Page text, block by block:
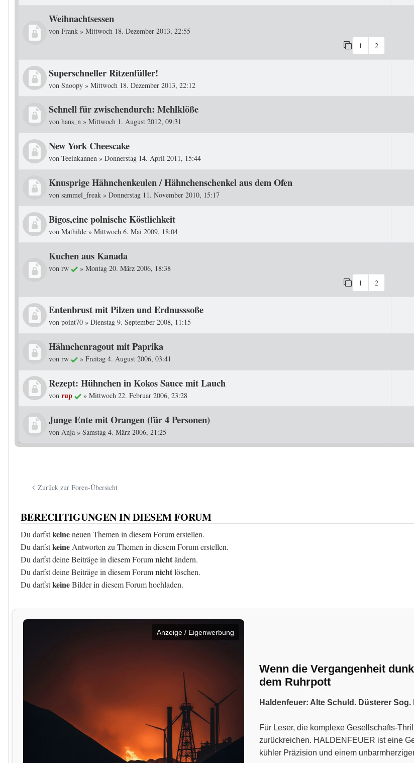
Weihnachtsessen
von Frank » Mittwoch 18. Dezember 2013, 22:55
1
2
Superschneller Ritzenfüller!
von Snoopy » Mittwoch 18. Dezember 2013, 22:12
Schnell für zwischendurch: Mehlklöße
von hans_n » Mittwoch 1. August 2012, 09:31
New York Cheescake
von Teeinkannen » Donnerstag 14. April 2011, 15:44
Knusprige Hähnchenkeulen / Hähnchenschenkel aus dem Ofen
von sammel_freak » Donnerstag 11. November 2010, 15:17
Bigos,eine polnische Köstlichkeit
von Mathilde » Mittwoch 6. Mai 2009, 18:04
Kuchen aus Kanada
von rw » Montag 20. März 2006, 18:38
1
2
Entenbrust mit Pilzen und Erdnusssoße
von point70 » Dienstag 9. September 2008, 11:15
Hähnchenragout mit Paprika
von rw » Freitag 4. August 2006, 03:41
Rezept: Hühnchen in Kokos Sauce mit Lauch
von rup » Mittwoch 22. Februar 2006, 23:28
Junge Ente mit Orangen (für 4 Personen)
von Anja » Samstag 4. März 2006, 21:25
Zurück zur Foren-Übersicht
BERECHTIGUNGEN IN DIESEM FORUM
Du darfstkeineneuen Themen in diesem Forum erstellen.
Du darfstkeine Antworten zu Themen in diesem Forum erstellen.
Du darfst deine Beiträge in diesem Forumnichtändern.
Du darfst deine Beiträge in diesem Forumnichtlöschen.
Du darfstkeineBilder in diesem Forum hochladen.
Anzeige / Eigenwerbung
Wenn die Vergangenheit
dem Ruhrpott
Haldenfeuer: Alte Schuld. Düsterer
Für Leser, die komplexe Gesellschafts-
zurückreichen. HALDENFEUER ist eine
kühler Präzision und einem